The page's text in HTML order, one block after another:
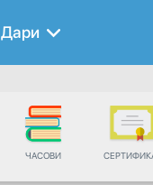
Дари
ЧАСОВИ